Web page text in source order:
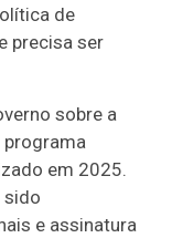
de
precisa ser
sobre a
programa
em 2025.
sido
e assinatura